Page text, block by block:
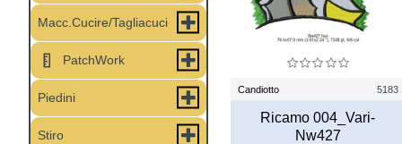
Macc.Cucire/Tagliacuci
PatchWork
Piedini
Stiro
Candiotto 5183
Ricamo 004_Vari-
Nw427